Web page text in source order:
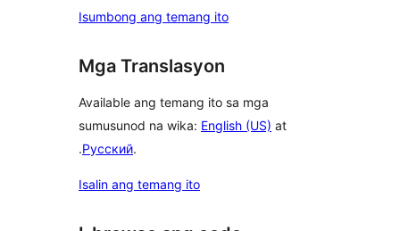
Isumbong ang temang ito
Mga Translasyon
Available ang temang ito sa mga
sumusunod na wika: English (US) at
.Русский.
Isalin ang temang ito